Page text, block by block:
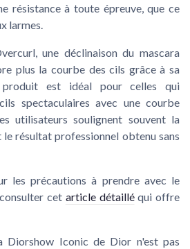
résistance à toute épreuve, que ce
larmes.
une déclinaison du mascara
plus la courbe des cils grâce à sa
produit est idéal pour celles qui
spectaculaires avec une courbe
utilisateurs soulignent souvent la
résultat professionnel obtenu sans
les précautions à prendre avec le
cet article détailléqui offre
Diorshow Iconic de Dior n'est pas